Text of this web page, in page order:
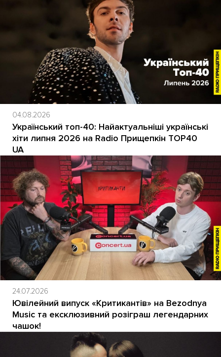
04.08.2026
Український топ-40: Найактуальніші українські
хіти липня 2026 на Radio Прищепкін TOP40
UA
24.07.2026
Ювілейний випуск «Критикантів» на Bezodnya
Music та ексклюзивний розіграш легендарних
чашок!